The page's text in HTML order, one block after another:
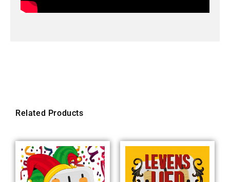
Related Products